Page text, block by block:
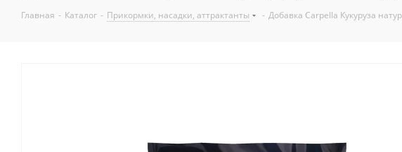
Главная - Каталог - Прикормки, насадки, аттрактанты - Добавка Carpella Кукуруза